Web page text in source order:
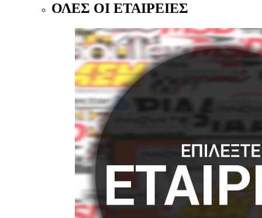
ΟΛΕΣ ΟΙ ΕΤΑΙΡΕΙΕΣ